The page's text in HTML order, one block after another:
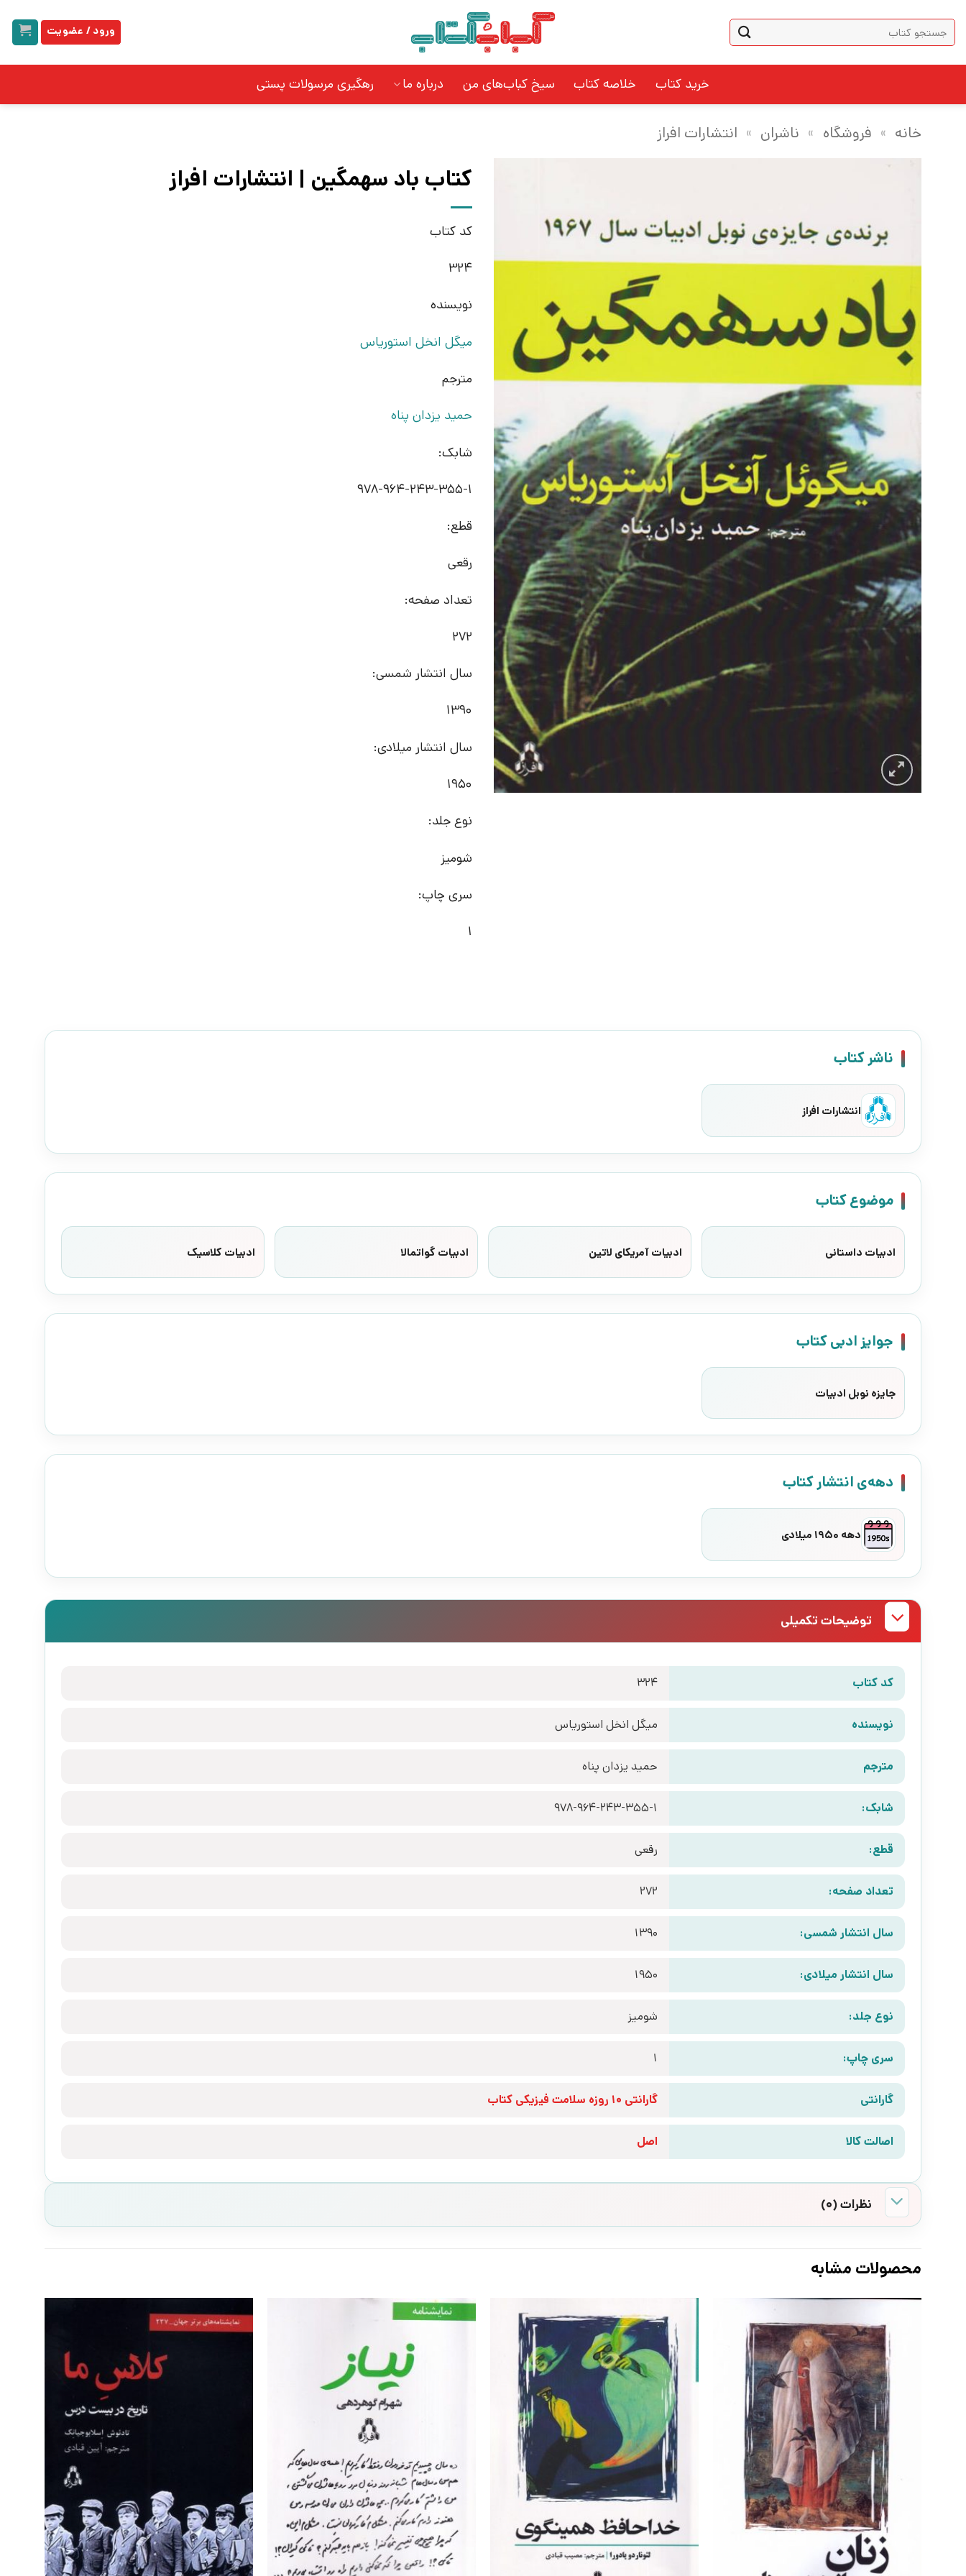
content
جستجو
برای:
ورود / عضویت
خرید کتاب خلاصه کتاب سیخ کباب‌های من درباره ما رهگیری مرسولات پستی
خانه » فروشگاه » ناشران » انتشارات افراز
کتاب باد سهمگین | انتشارات افراز
کد کتاب
324
نویسنده
میگل انخل استوریاس
مترجم
حمید یزدان پناه
شابک:
978-964-243-355-1
قطع:
رقعی
تعداد صفحه:
272
سال انتشار شمسی:
1390
سال انتشار میلادی:
1950
نوع جلد:
شومیز
سری چاپ:
1
ناشر کتاب
انتشارات افراز
موضوع کتاب
ادبیات داستانی ادبیات آمریکای لاتین ادبیات گواتمالا ادبیات کلاسیک
جوایز ادبی کتاب
جایزه نوبل ادبیات
دهه‌ی انتشار کتاب
دهه 1950 میلادی
توضیحات تکمیلی
کد کتاب 324
نویسنده میگل انخل استوریاس
مترجم حمید یزدان پناه
شابک: 978-964-243-355-1
قطع: رقعی
تعداد صفحه: 272
سال انتشار شمسی: 1390
سال انتشار میلادی: 1950
نوع جلد: شومیز
سری چاپ: 1
گارانتی گارانتی 10 روزه سلامت فیزیکی کتاب
اصالت کالا اصل
نظرات (0)
محصولات مشابه